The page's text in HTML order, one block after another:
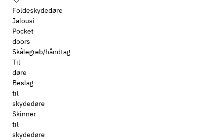
Foldeskydedøre
Jalousi
Pocket
doors
Skålegreb/håndtag
Til
døre
Beslag
til
skydedøre
Skinner
til
skydedøre